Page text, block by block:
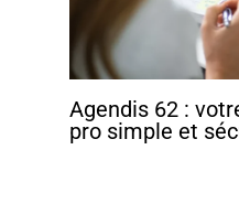
Agendis 62 :
pro simple et